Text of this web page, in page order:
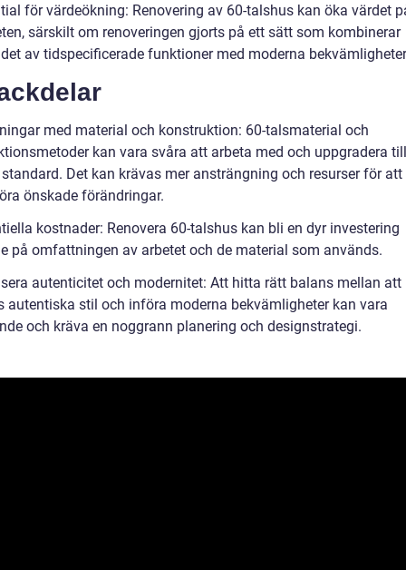
för värdeökning: Renovering av 60-talshus kan öka värdet
särskilt om renoveringen gjorts på ett sätt som kombinerar
av tidspecificerade funktioner med moderna
med material och konstruktion: 60-talsmaterial och
kan vara svåra att arbeta med och uppgradera till
Det kan krävas mer ansträngning och resurser för att
önskade förändringar.
kostnader: Renovera 60-talshus kan bli en dyr investering
på omfattningen av arbetet och de material som används.
autenticitet och modernitet: Att hitta rätt balans mellan att
autentiska stil och införa moderna bekvämligheter kan vara
och kräva en noggrann planering och designstrategi.